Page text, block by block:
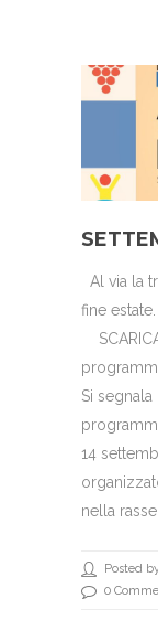
Al via la
fine
Si
14
nella
Posted
0